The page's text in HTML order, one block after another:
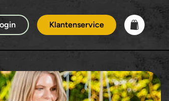
Klantenservice